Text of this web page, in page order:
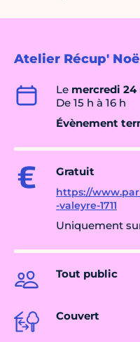
Atelier Récup'
Le mercredi 24
De 15 h à 16 h
Évènement
Gratuit
https://
-valeyre-1711
Uniquement
Tout public
Couvert